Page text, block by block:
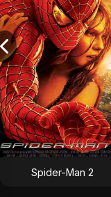
Spider-Man 2